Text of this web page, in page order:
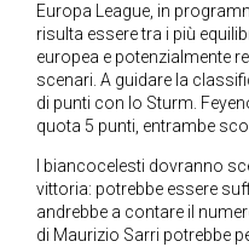
Europa League, in
risulta essere tra i più
europea e potenzialmente
scenari. A guidare la
di punti con lo Sturm.
quota 5 punti, entrambe
I biancocelesti dovranno
vittoria: potrebbe essere
andrebbe a contare il
di Maurizio Sarri potrebbe